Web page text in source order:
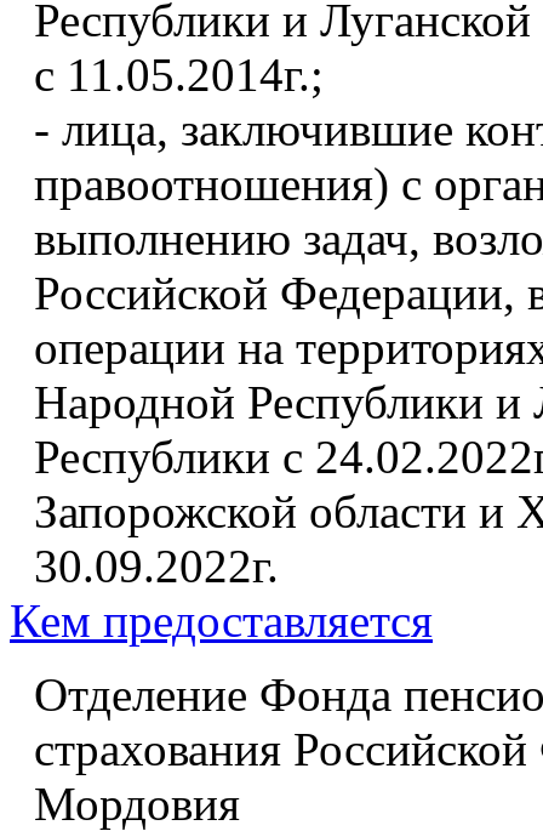
Республики и
с 11.05.2014г.;
- лица, заключившие
правоотношения) с
выполнению задач,
Российской Федерации,
операции на
Народной Республики и
Республики с
Запорожской области и
30.09.2022г.
Кем предоставляется
Отделение Фонда
страхования
Мордовия